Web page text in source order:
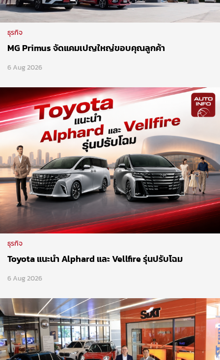
ธุรกิจ
MG Primus จัดแคมเปญใหญ่ขอบคุณลูกค้า
6 Aug 2026
ธุรกิจ
Toyota แนะนำ Alphard และ Vellfire รุ่นปรับโฉม
6 Aug 2026